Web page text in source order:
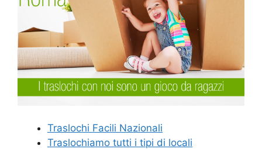
Traslochi Facili Nazionali
Traslochiamo tutti i tipi di locali